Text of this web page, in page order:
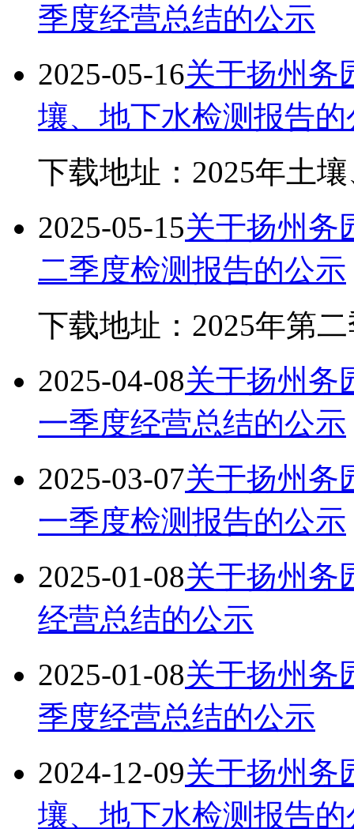
季度经营总结的公示
2025-05-16关于扬州务
壤、地下水检测报告的
下载地址：2025年土
2025-05-15关于扬州务
二季度检测报告的公示
下载地址：2025年第
2025-04-08关于扬州务
一季度经营总结的公示
2025-03-07关于扬州务
一季度检测报告的公示
2025-01-08关于扬州务
经营总结的公示
2025-01-08关于扬州务
季度经营总结的公示
2024-12-09关于扬州务
壤、地下水检测报告的